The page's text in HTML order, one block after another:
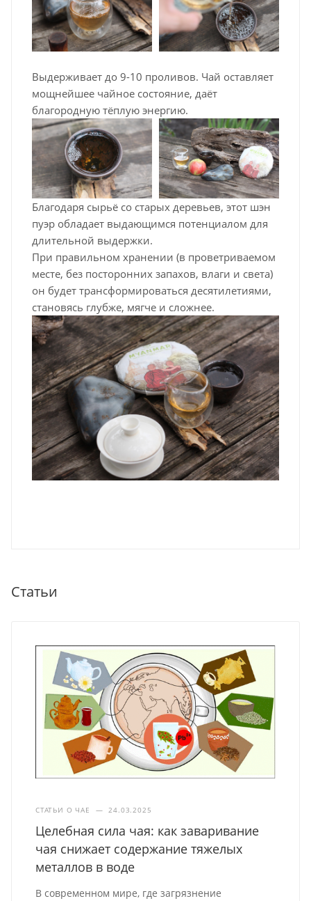
Выдерживает до 9-10 проливов. Чай оставляет
мощнейшее чайное состояние, даёт
благородную тёплую энергию.
Благодаря сырьё со старых деревьев, этот шэн
пуэр обладает выдающимся потенциалом для
длительной выдержки.
При правильном хранении (в проветриваемом
месте, без посторонних запахов, влаги и света)
он будет трансформироваться десятилетиями,
становясь глубже, мягче и сложнее.
Статьи
СТАТЬИ О ЧАЕ — 24.03.2025
Целебная сила чая: как заваривание
чая снижает содержание тяжелых
металлов в воде
В современном мире, где загрязнение